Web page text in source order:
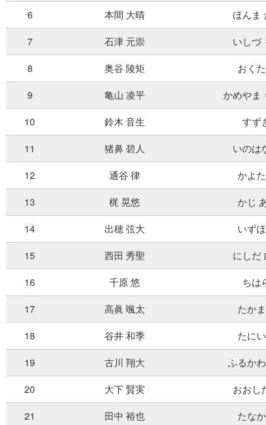
6
本間 大晴
ほんま
7
石津 元崇
いしづ
8
奥谷 陵矩
おく
9
亀山 凌平
かめやま
10
鈴木 音生
すず
11
猪鼻 碧人
いのは
12
通谷 律
かよ
13
梶 晃悠
かじ
14
出穂 弦大
いず
15
西田 秀聖
にしだ
16
千原 悠
ちは
17
高眞 颯太
たか
18
谷井 和季
たに
19
古川 翔大
ふるか
20
大下 賢実
おおし
21
田中 裕也
たな